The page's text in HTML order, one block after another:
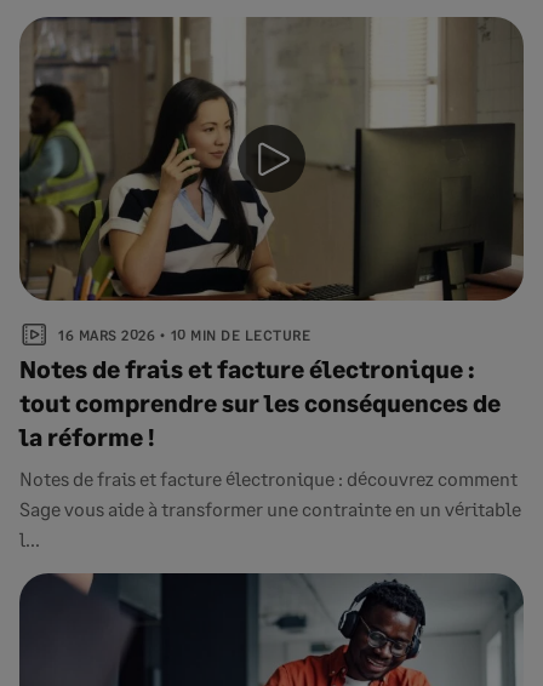
16 MARS 2026 10 MIN DE LECTURE
Notes de frais et facture électronique :
tout comprendre sur les conséquences de
la réforme !
Notes de frais et facture électronique : découvrez comment
Sage vous aide à transformer une contrainte en un véritable
l...